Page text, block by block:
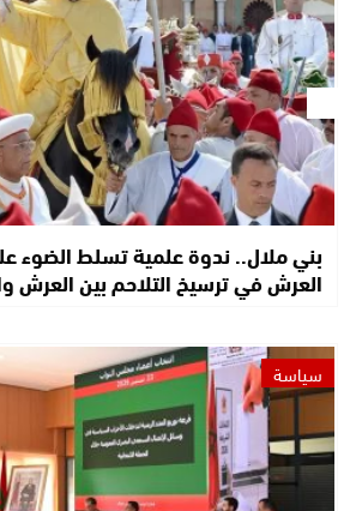
بني ملال.. ندوة علمية تسلط الضوء
العرش في ترسيخ التلاحم بين
سياسة